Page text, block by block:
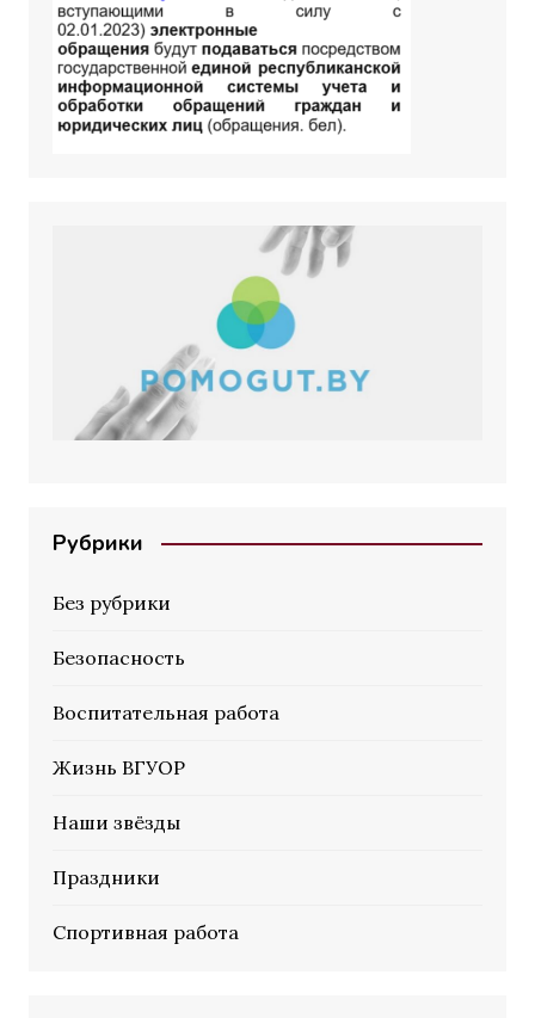
Рубрики
Без рубрики
Безопасность
Воспитательная работа
Жизнь ВГУОР
Наши звёзды
Праздники
Спортивная работа